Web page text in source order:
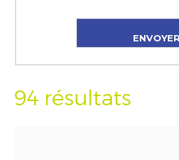
94 résultats